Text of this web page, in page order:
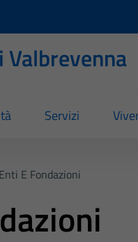
Valbrevenna
Servizi
Enti E Fondazioni